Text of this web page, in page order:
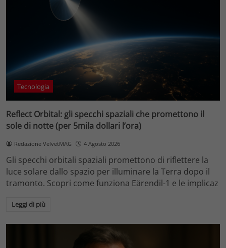
Tecnologia
Reflect Orbital: gli specchi spaziali che promettono il
sole di notte (per 5mila dollari l’ora)
Redazione VelvetMAG 4 Agosto 2026
Gli specchi orbitali spaziali promettono di riflettere la
luce solare dallo spazio per illuminare la Terra dopo il
tramonto. Scopri come funziona Eärendil-1 e le implicaz
Leggi di più